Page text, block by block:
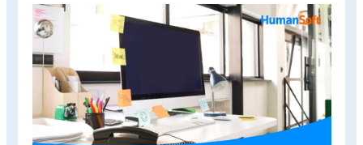
ของตกแต่งเสริมดวง พลาดไม่ได้เลยกับ 4 สิ่งต่อไปนี้หากคุณเป็น